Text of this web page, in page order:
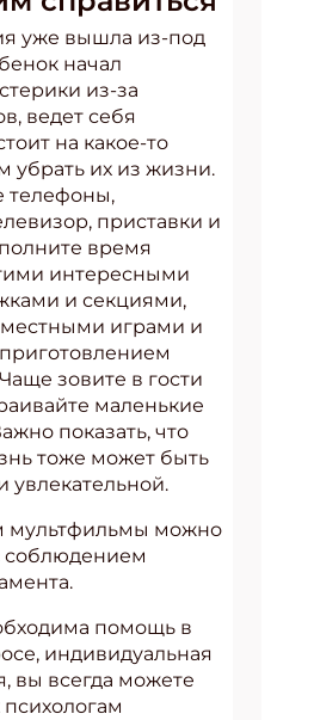
уже вышла из-под
начал
из-за
ведет себя
на какое-то
убрать их из жизни.
телефоны,
приставки и
время
интересными
и секциями,
играми и
зовите в гости
маленькие
показать, что
тоже может быть
увлекательной.
мультфильмы можно
соблюдением
помощь в
индивидуальная
вы всегда можете
психологам